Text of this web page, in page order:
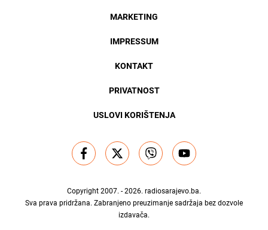
MARKETING
IMPRESSUM
KONTAKT
PRIVATNOST
USLOVI KORIŠTENJA
Copyright 2007. - 2026. radiosarajevo.ba.
Sva prava pridržana. Zabranjeno preuzimanje sadržaja bez dozvole
izdavača.